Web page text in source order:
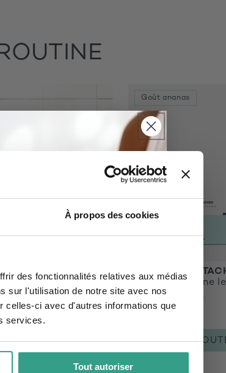
À propos des cookies
des fonctionnalités relatives aux médias
sur l'utilisation de notre site avec nos
celles-ci avec d'autres informations que
services.
Tout autoriser
GRAISSES -
globale
34 avis
Goût ananas
SHOTS ANTI-
Unifie & Illumine
4.5
72€